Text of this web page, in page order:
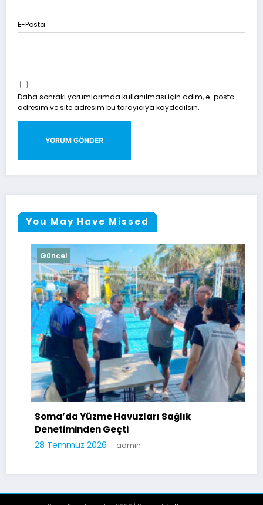
E-Posta
Daha sonraki yorumlarımda kullanılması için adım, e-posta
adresim ve site adresim bu tarayıcıya kaydedilsin.
You May Have Missed
Güncel
Soma’da Yüzme Havuzları Sağlık
Denetiminden Geçti
28 Temmuz 2026 admin